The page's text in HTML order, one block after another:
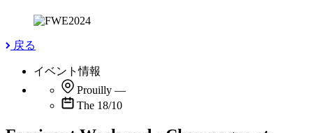
戻る
イベント情報
Prouilly —
The 18/10